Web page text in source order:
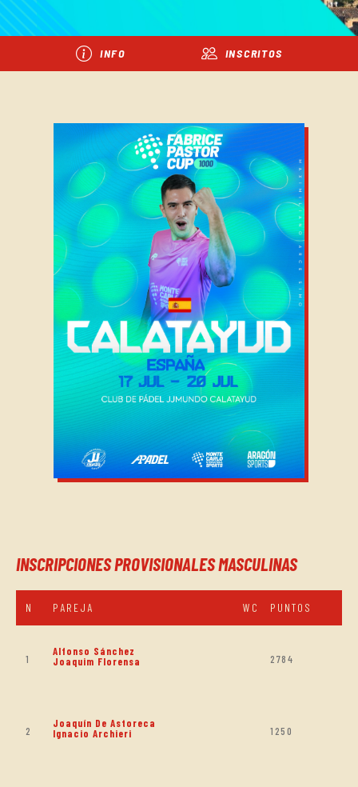
INFO INSCRITOS
INSCRIPCIONES PROVISIONALES MASCULINAS
N PAREJA WC PUNTOS
1
Alfonso Sánchez
Joaquim Florensa
2784
2
Joaquín De Astoreca
Ignacio Archieri
1250